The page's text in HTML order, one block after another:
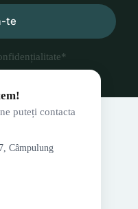
te
*
puteți contacta
Câmpulung